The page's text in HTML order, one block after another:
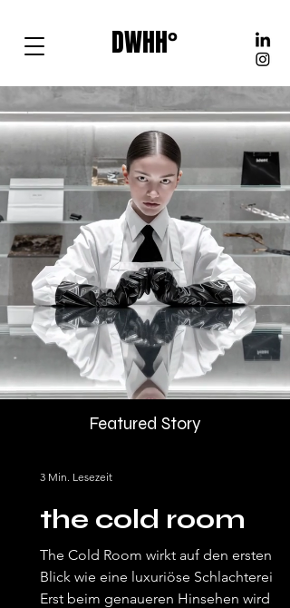
DWHH°
Featured Story
the cold room
The Cold Room wirkt auf den ersten
Blick wie eine luxuriöse Schlachterei.
Erst beim genaueren Hinsehen wird
3 Min. Lesezeit